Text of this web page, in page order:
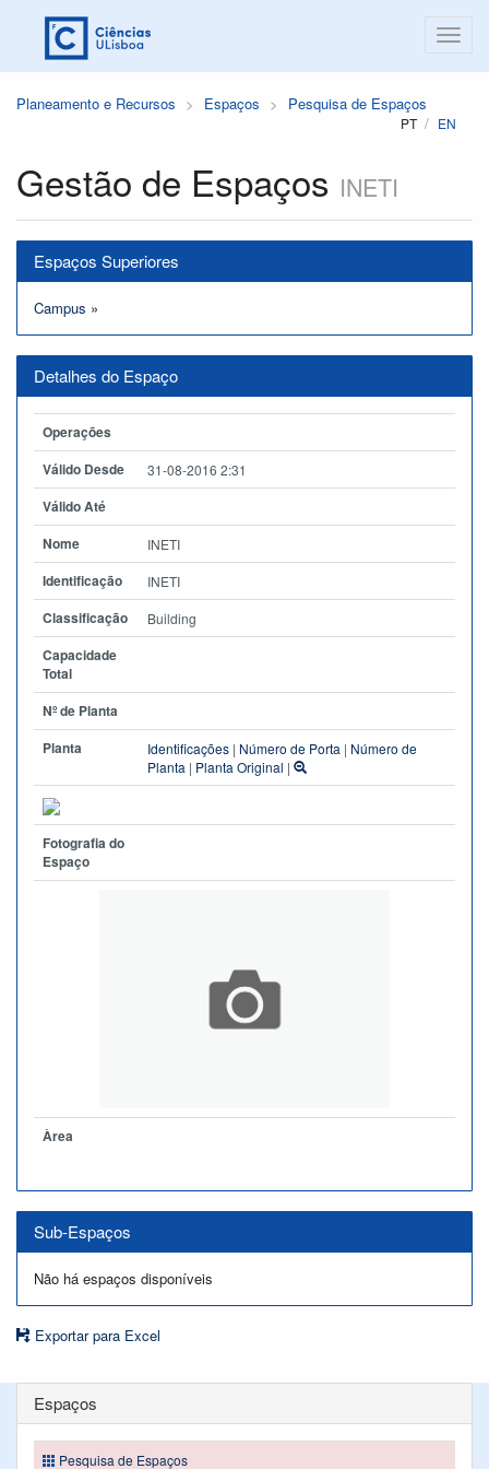
Planeamento e Recursos Espaços Pesquisa de Espaços
PT EN
Gestão de Espaços INETI
Espaços Superiores
Campus »
Detalhes do Espaço
Operações
Válido Desde
31-08-2016 2:31
Válido Até
Nome
INETI
Identificação INETI
Classificação Building
Capacidade
Total
Nº de Planta
Planta
Identificações | Número de Porta | Número de
Planta | Planta Original |
Fotografia do
Espaço
Àrea
Sub-Espaços
Não há espaços disponíveis
Exportar para Excel
Espaços
Pesquisa de Espaços